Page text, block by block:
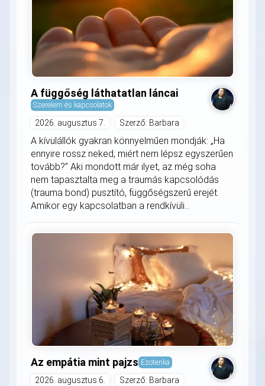
A függőség láthatatlan láncai
Szerelem és kapcsolatok
2026. augusztus 7. Szerző: Barbara
A kívülállók gyakran könnyelműen mondják: „Ha
ennyire rossz neked, miért nem lépsz egyszerűen
tovább?” Aki mondott már ilyet, az még soha
nem tapasztalta meg a traumás kapcsolódás
(trauma bond) pusztító, függőségszerű erejét.
Amikor egy kapcsolatban a rendkívüli...
Az empátia mint pajzs Ezoterika
2026. augusztus 6. Szerző: Barbara